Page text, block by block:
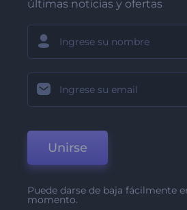
últimas noticias y ofertas
Unirse
Puede darse de baja fácilmente
momento.